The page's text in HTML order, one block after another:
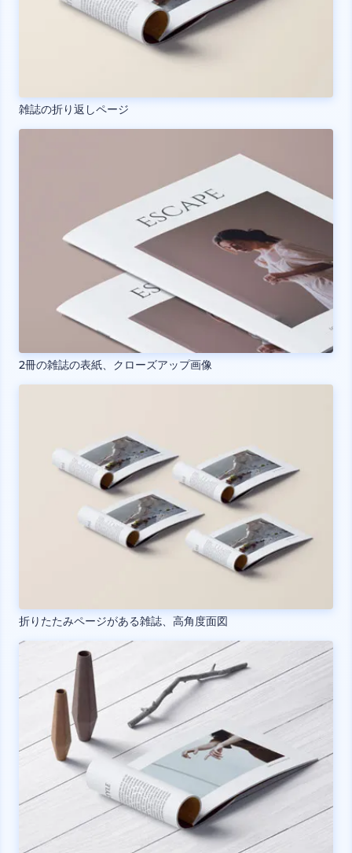
雑誌の折り返しページ
2冊の雑誌の表紙、クローズアップ画像
折りたたみページがある雑誌、高角度面図